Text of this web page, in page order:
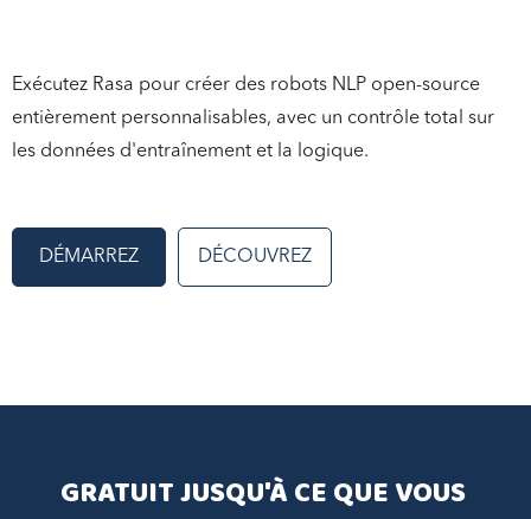
Exécutez Rasa pour créer des robots NLP open-source
entièrement personnalisables, avec un contrôle total sur
les données d'entraînement et la logique.
DÉMARREZ DÉCOUVREZ
GRATUIT JUSQU'À CE QUE VOUS